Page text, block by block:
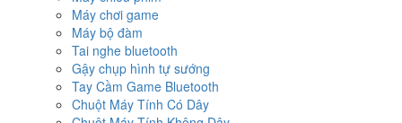
Máy chơi game
Máy bộ đàm
Tai nghe bluetooth
Gậy chụp hình tự sướng
Tay Cầm Game Bluetooth
Chuột Máy Tính Có Dây